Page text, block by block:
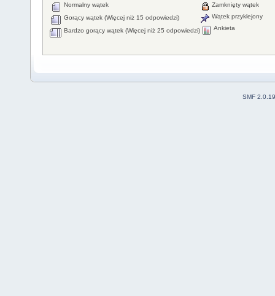
Normalny wątek
Gorący wątek (Więcej niż 15 odpowiedzi)
Bardzo gorący wątek (Więcej niż 25 odpowiedzi)
Zamknięty wątek
Wątek przyklejony
Ankieta
SMF 2.0.19